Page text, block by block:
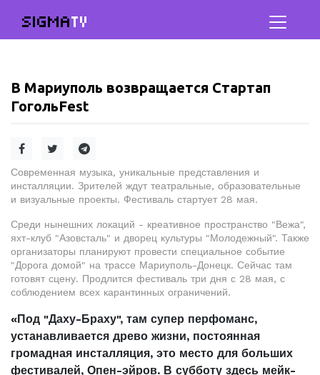
SIGMATV
В Мариуполь возвращается Стартап
ГогольFest
Современная музыка, уникальные представления и
инсталляции. Зрителей ждут театральные, образовательные
и визуальные проекты. Фестиваль стартует 28 мая.
Среди нынешних локаций - креативное пространство "Вежа",
яхт-клуб "Азовсталь" и дворец культуры "Молодежный". Также
организаторы планируют провести специальное событие
"Дорога домой" на трассе Мариуполь-Донецк. Сейчас там
готовят сцену. Продлится фестиваль три дня с 28 мая, с
соблюдением всех карантинных ограничений.
«Под "Даху-Браху", там супер перфоманс,
устанавливается древо жизни, постоянная
громадная инсталляция, это место для больших
фестивалей, Опен-эйров. В субботу здесь мейк-